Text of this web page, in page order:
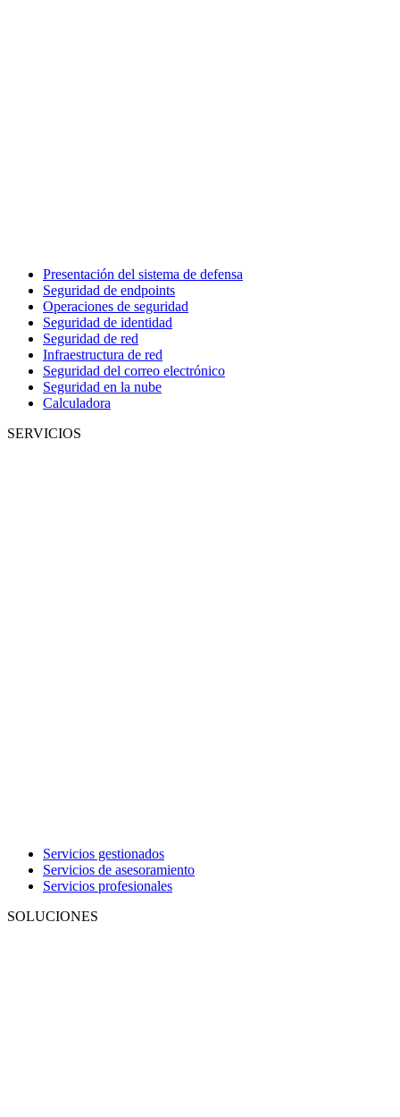
Presentación del sistema de defensa
Seguridad de endpoints
Operaciones de seguridad
Seguridad de identidad
Seguridad de red
Infraestructura de red
Seguridad del correo electrónico
Seguridad en la nube
Calculadora
SERVICIOS
Servicios gestionados
Servicios de asesoramiento
Servicios profesionales
SOLUCIONES